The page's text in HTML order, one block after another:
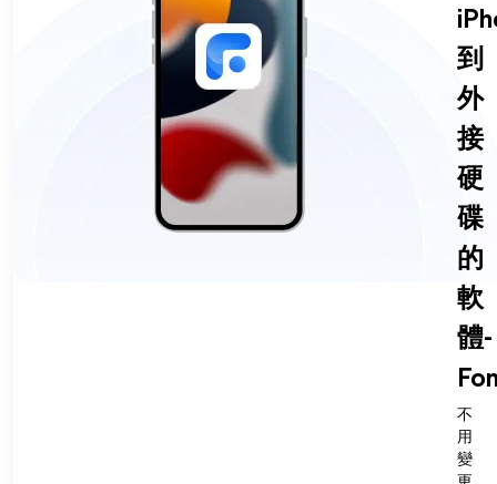
到
外
接
硬
碟
的
軟
體-
不
用
變